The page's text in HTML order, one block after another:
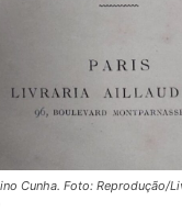
Cunha. Foto: Reprodução/